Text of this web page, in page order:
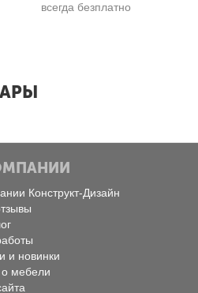
всегда безплатно
Конструкт-Дизайн
и новинки
о мебели